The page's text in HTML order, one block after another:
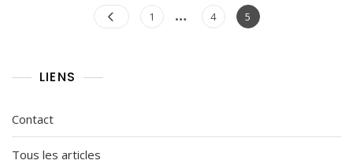
1
:
Posts
pagination
Page
1 … Page
4 Page
5
LIENS
Contact
Tous les articles